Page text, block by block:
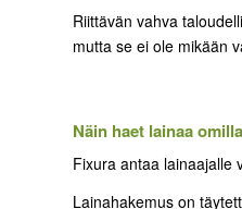
Riittävän vahva
mutta se ei ole mikään
Näin haet lainaa
Fixura antaa lainaajalle
Lainahakemus on